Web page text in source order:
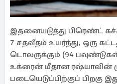
இதனையடுத்து பிரெண்ட்
7 சதவீதம் உயர்ந்து, ஒரு
டொலருக்கும் (94
உக்ரைன் மீதான ரஷ்யாவின்
படையெடுப்பிற்குப் பிறகு